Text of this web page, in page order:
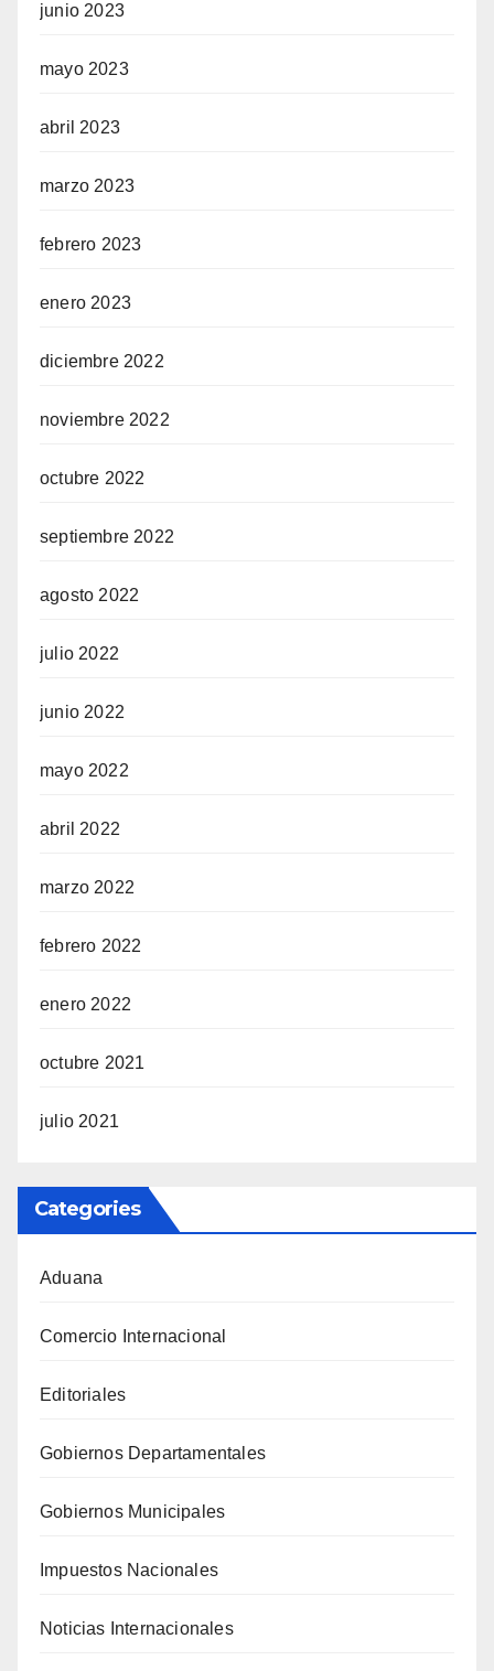
junio 2023
mayo 2023
abril 2023
marzo 2023
febrero 2023
enero 2023
diciembre 2022
noviembre 2022
octubre 2022
septiembre 2022
agosto 2022
julio 2022
junio 2022
mayo 2022
abril 2022
marzo 2022
febrero 2022
enero 2022
octubre 2021
julio 2021
Categories
Aduana
Comercio Internacional
Editoriales
Gobiernos Departamentales
Gobiernos Municipales
Impuestos Nacionales
Noticias Internacionales